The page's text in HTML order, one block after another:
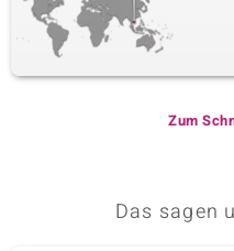
Zum
Das sagen